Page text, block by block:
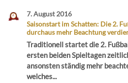
7. August 2016
Saisonstart im Schatten: Die 2.
durchaus mehr Beachtung
Traditionell startet die 2.
ersten beiden Spieltagen
ansonsten ständig mehr
welches...